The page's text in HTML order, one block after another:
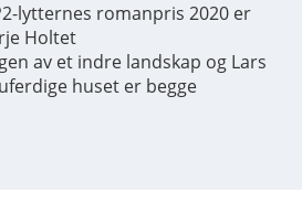
lytternes romanpris 2020 er
Holtet
av et indre landskap og Lars
huset er begge